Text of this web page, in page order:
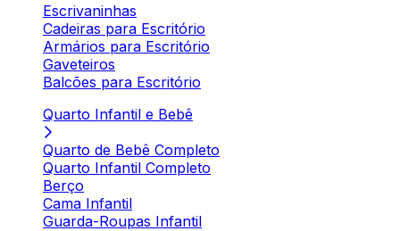
Escrivaninhas
Cadeiras para Escritório
Armários para Escritório
Gaveteiros
Balcões para Escritório
Quarto Infantil e Bebê
Quarto de Bebê Completo
Quarto Infantil Completo
Berço
Cama Infantil
Guarda-Roupas Infantil